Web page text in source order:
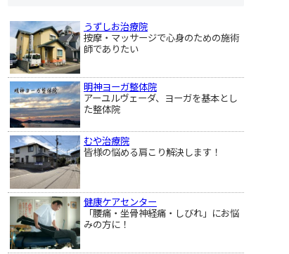
うずしお治療院
按摩・マッサージで心身のための施術
師でありたい
明神ヨーガ整体院
アーユルヴェーダ、ヨーガを基本とし
た整体院
むや治療院
皆様の悩める肩こり解決します！
健康ケアセンター
「腰痛・坐骨神経痛・しびれ」にお悩
みの方に！